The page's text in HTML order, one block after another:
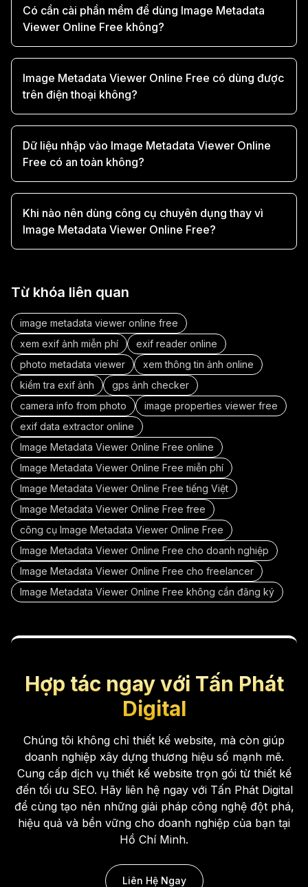
Có cần cài phần mềm để dùng Image Metadata
Viewer Online Free không?
Image Metadata Viewer Online Free có dùng được
trên điện thoại không?
Dữ liệu nhập vào Image Metadata Viewer Online
Free có an toàn không?
Khi nào nên dùng công cụ chuyên dụng thay vì
Image Metadata Viewer Online Free?
Từ khóa liên quan
image metadata viewer online free
xem exif ảnh miễn phí
exif reader online
photo metadata viewer
xem thông tin ảnh online
kiểm tra exif ảnh
gps ảnh checker
camera info from photo
image properties viewer free
exif data extractor online
Image Metadata Viewer Online Free online
Image Metadata Viewer Online Free miễn phí
Image Metadata Viewer Online Free tiếng Việt
Image Metadata Viewer Online Free free
công cụ Image Metadata Viewer Online Free
Image Metadata Viewer Online Free cho doanh nghiệp
Image Metadata Viewer Online Free cho freelancer
Image Metadata Viewer Online Free không cần đăng ký
Hợp tác ngay với Tấn Phát
Digital
Chúng tôi không chỉ thiết kế website, mà còn giúp
doanh nghiệp xây dựng thương hiệu số mạnh mẽ.
Cung cấp dịch vụ thiết kế website trọn gói từ thiết kế
đến tối ưu SEO. Hãy liên hệ ngay với Tấn Phát Digital
để cùng tạo nên những giải pháp công nghệ đột phá,
hiệu quả và bền vững cho doanh nghiệp của bạn tại
Hồ Chí Minh.
Liên Hệ Ngay